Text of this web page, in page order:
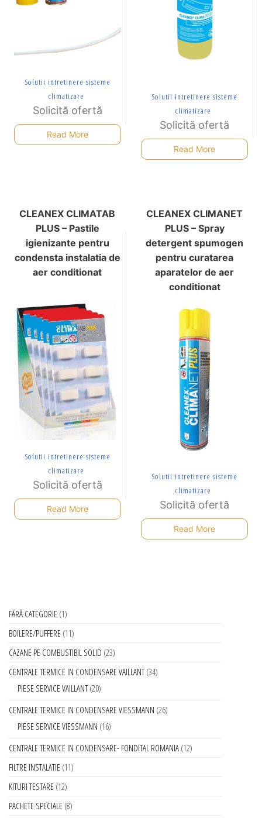
Solutii intretinere sisteme
climatizare
Solicită ofertă
Read More
Solutii intretinere sisteme
climatizare
Solicită ofertă
Read More
CLEANEX CLIMATAB
PLUS – Pastile
igienizante pentru
condensta instalatia de
aer conditionat
Solutii intretinere sisteme
climatizare
Solicită ofertă
Read More
CLEANEX CLIMANET
PLUS – Spray
detergent spumogen
pentru curatarea
aparatelor de aer
conditionat
Solutii intretinere sisteme
climatizare
Solicită ofertă
Read More
FĂRĂ CATEGORIE 1
BOILERE/PUFFERE 11
CAZANE PE COMBUSTIBIL SOLID 23
CENTRALE TERMICE IN CONDENSARE VAILLANT 34
PIESE SERVICE VAILLANT 20
CENTRALE TERMICE IN CONDENSARE VIESSMANN 26
PIESE SERVICE VIESSMANN 16
CENTRALE TERMICE IN CONDENSARE- FONDITAL ROMANIA 12
FILTRE INSTALATIE 11
KITURI TESTARE 12
PACHETE SPECIALE 8